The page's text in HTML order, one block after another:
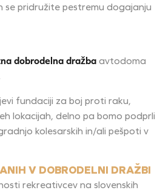
se pridružite pestremu dogajanju
dobrodelna dražba avtodoma
fundaciji za boj proti raku,
lokacijah, delno pa bomo podprli
kolesarskih in/ali pešpoti v
V DOBRODELNI DRAŽBI
rekreativcev na slovenskih